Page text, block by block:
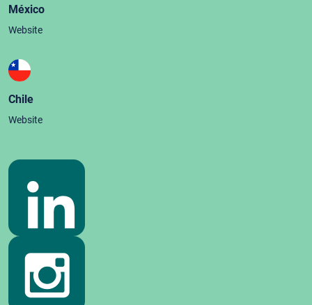
México
Website
Chile
Website